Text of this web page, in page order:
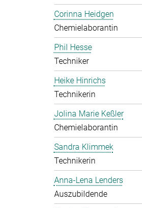
Corinna Heidgen
Chemielaborantin
Phil Hesse
Techniker
Heike Hinrichs
Technikerin
Jolina Marie Keßler
Chemielaborantin
Sandra Klimmek
Technikerin
Anna-Lena Lenders
Auszubildende